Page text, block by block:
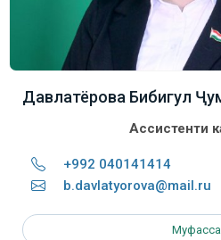
Давлатёрова Бибигул
Ассистенти
+992 040141414
b.davlatyorova@mail.ru